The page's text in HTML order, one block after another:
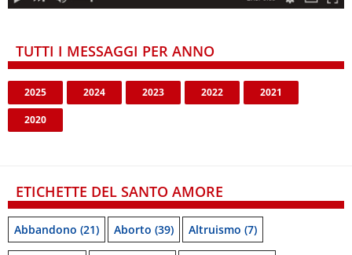
TUTTI I MESSAGGI PER ANNO
2025 2024 2023 2022 2021
2020
ETICHETTE DEL SANTO AMORE
Abbandono (21) Aborto (39) Altruismo (7)